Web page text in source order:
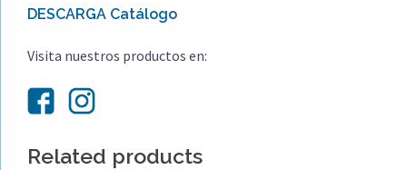
DESCARGA Catálogo
Visita nuestros productos en:
Related products